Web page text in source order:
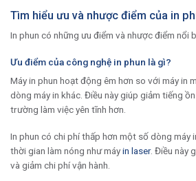
Tìm hiểu ưu và nhược điểm của in
In phun có những ưu điểm và nhược điểm nổi
Ưu điểm của công nghệ in phun là gì?
Máy in phun hoạt động êm hơn so với máy in
dòng máy in khác. Điều này giúp giảm tiếng
trường làm việc yên tĩnh hơn.
In phun có chi phí thấp hơn một số dòng máy
thời gian làm nóng như máyin laser. Điều này
và giảm chi phí vận hành.